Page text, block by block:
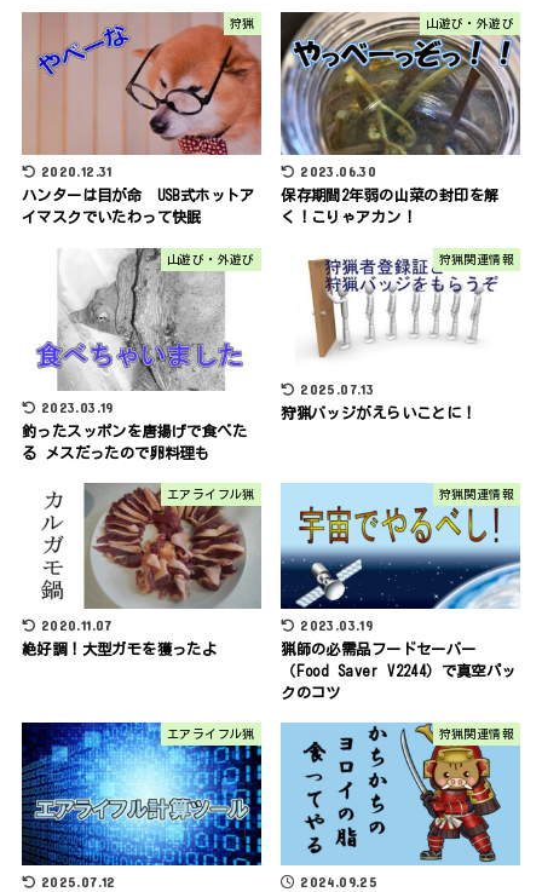
狩猟
2020.12.31
ハンターは目が命 USB式ホットア
イマスクでいたわって快眠
山遊び・外遊び
2023.06.30
保存期間2年弱の山菜の封印を解
く！こりゃアカン！
山遊び・外遊び
2023.03.19
釣ったスッポンを唐揚げで食べた
る メスだったので卵料理も
狩猟関連情報
2025.07.13
狩猟バッジがえらいことに！
エアライフル猟
2020.11.07
絶好調！大型ガモを獲ったよ
狩猟関連情報
2023.03.19
猟師の必需品フードセーバー
（Food Saver V2244）で真空パッ
クのコツ
エアライフル猟
2025.07.12
狩猟関連情報
2024.09.25